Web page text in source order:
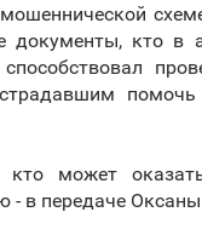
кто в
может
- в передаче